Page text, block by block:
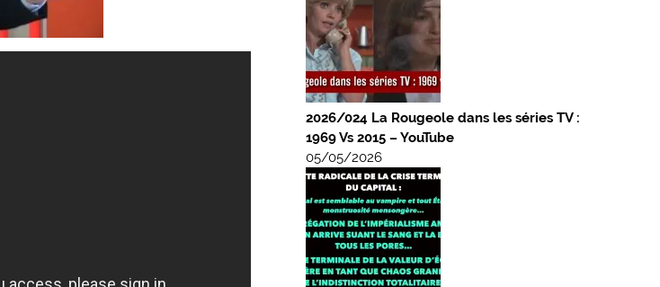
2026/024 La Rougeole dans les séries TV :
1969 Vs 2015 – YouTube
05/05/2026